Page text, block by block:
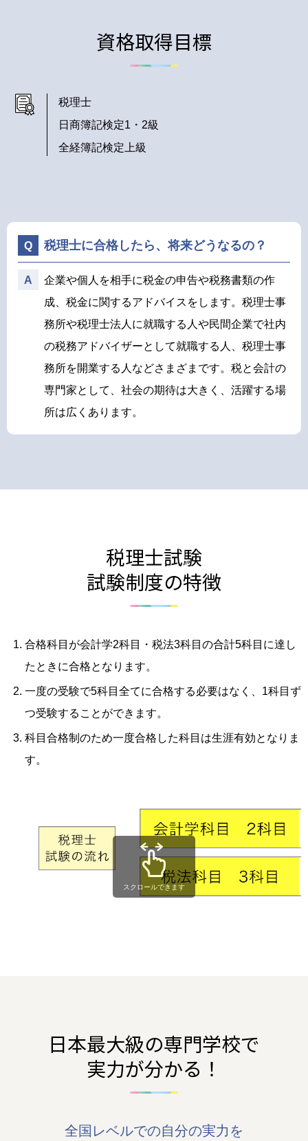
資格取得目標
税理士
日商簿記検定1・2級
全経簿記検定上級
税理士に合格したら、将来どうなるの？
企業や個人を相手に税金の申告や税務書類の作
成、税金に関するアドバイスをします。税理士事
務所や税理士法人に就職する人や民間企業で社内
の税務アドバイザーとして就職する人、税理士事
務所を開業する人などさまざまです。税と会計の
専門家として、社会の期待は大きく、活躍する場
所は広くあります。
税理士試験
試験制度の特徴
合格科目が会計学2科目・税法3科目の合計5科目に達し
たときに合格となります。
一度の受験で5科目全てに合格する必要はなく、1科目ず
つ受験することができます。
科目合格制のため一度合格した科目は生涯有効となりま
す。
スクロールできます
日本最大級の専門学校で
実力が分かる！
全国レベルでの自分の実力を